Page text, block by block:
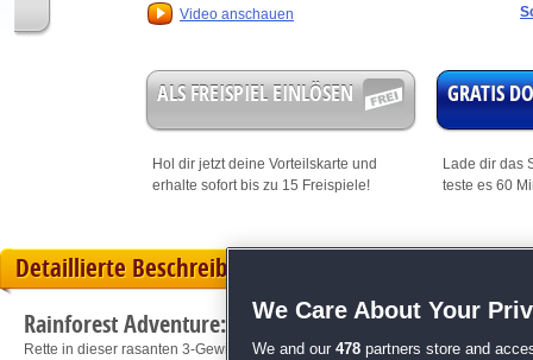
Video anschauen
ALS FREISPIEL EINLÖSEN
Hol dir jetzt deine Vorteilskarte und
erhalte sofort bis zu 15 Freispiele!
GRATIS
Lade dir das
teste es 60
Detaillierte Beschreibung
Rainforest Adventure: Die Urwald-Juwelen
Rette in dieser rasanten 3-Gewinnt-Expedition den Regenwald!
We Care About Your
We and our 478 partners store and